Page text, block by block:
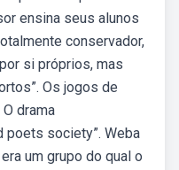
ensina seus alunos
conservador,
si próprios, mas
Os jogos de
drama
poets society”. Weba
um grupo do qual o